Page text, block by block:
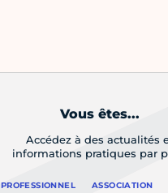
Vous êtes...
Accédez à des actualités
informations pratiques par
PROFESSIONNEL ASSOCIATION